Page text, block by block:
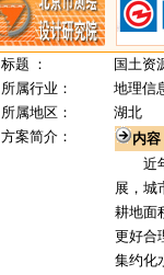
标题 ：
国土资
所属行业：
地理信
所属地区：
湖北
方案简介：
内容
近年
展，城
耕地面
更好合
集约化